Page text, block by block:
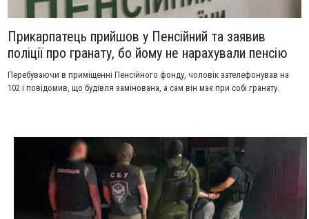
Прикарпатець прийшов у Пенсійний та заявив
поліції про гранату, бо йому не нарахували пенсію
Перебуваючи в приміщенні Пенсійного фонду, чоловік зателефонував на
102 і повідомив, що будівля замінована, а сам він має при собі гранату.